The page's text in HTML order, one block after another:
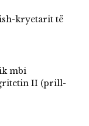
kryetarit të
mbi
II (prill-